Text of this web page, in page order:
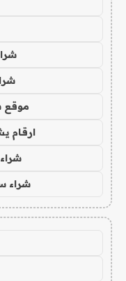
موقع
ارقام
شراء